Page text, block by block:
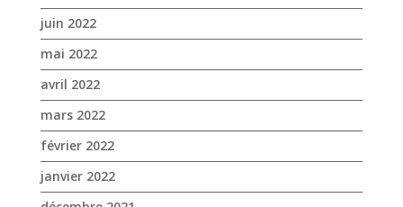
février 2022
janvier 2022
décembre 2021
novembre 2021
octobre 2021
septembre 2021
août 2021